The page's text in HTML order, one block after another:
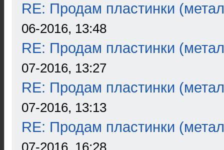
RE: Продам пластинки
06-2016, 13:48
RE: Продам пластинки
07-2016, 13:27
RE: Продам пластинки
07-2016, 13:13
RE: Продам пластинки
07-2016, 16:28